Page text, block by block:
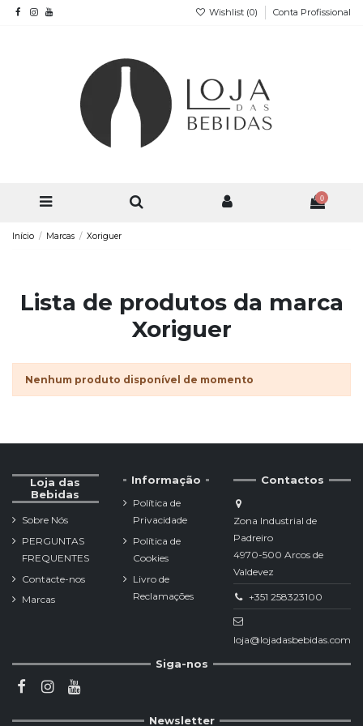
Wishlist (0) Conta Profissional
0
Início Marcas Xoriguer
Lista de produtos da marca
Xoriguer
Nenhum produto disponível de momento
Loja das
Bebidas
Sobre Nós
PERGUNTAS
FREQUENTES
Contacte-nos
Marcas
Informação
Política de
Privacidade
Política de
Cookies
Livro de
Reclamações
Contactos
Zona Industrial de
Padreiro
4970-500 Arcos de
Valdevez
+351 258323100
loja@lojadasbebidas.com
Siga-nos
Newsletter